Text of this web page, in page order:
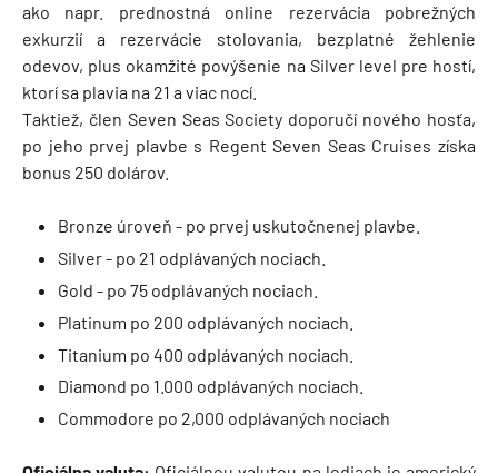
ako napr. prednostná online rezervácia pobrežných
exkurzií a rezervácie stolovania, bezplatné žehlenie
odevov, plus okamžité povýšenie na Silver level pre hostí,
ktorí sa plavia na 21 a viac nocí.
Taktiež, člen Seven Seas Society doporučí nového hosťa,
po jeho prvej plavbe s Regent Seven Seas Cruises získa
bonus 250 dolárov.
Bronze úroveň - po prvej uskutočnenej plavbe.
Silver - po 21 odplávaných nociach.
Gold - po 75 odplávaných nociach.
Platinum po 200 odplávaných nociach.
Titanium po 400 odplávaných nociach.
Diamond po 1.000 odplávaných nociach.
Commodore po 2,000 odplávaných nociach